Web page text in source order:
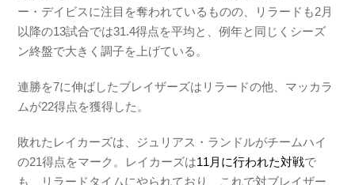
ー・デイビスに注目を奪われているものの、リラードも2月
以降の13試合では31.4得点を平均と、例年と同じくシーズ
ン終盤で大きく調子を上げている。
連勝を7に伸ばしたブレイザーズはリラードの他、マッカラ
ムが22得点を獲得した。
敗れたレイカーズは、ジュリアス・ランドルがチームハイ
の21得点をマーク。レイカーズは11月に行われた対戦で
も、リラードタイムにやられており、これで対ブレイザー